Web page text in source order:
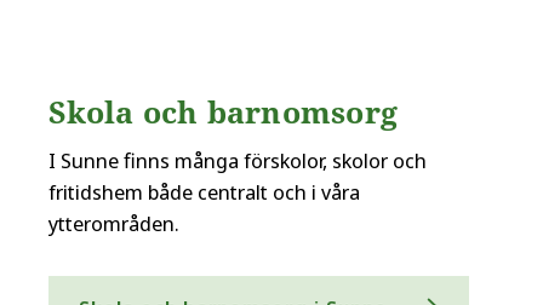
Skola och barnomsorg
I Sunne finns många förskolor, skolor och
fritidshem både centralt och i våra
ytterområden.